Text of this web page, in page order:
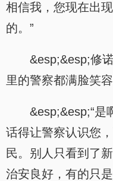
相信我，您现在出
的。”
&esp;&esp;修
里的警察都满脸笑
&esp;&esp;“是
话得让警察认识您
民。别人只看到了
治安良好，有的只